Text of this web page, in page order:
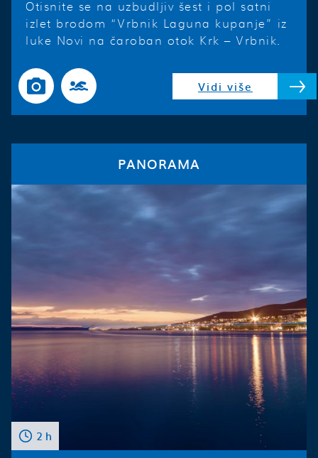
Otisnite se na uzbudljiv šest i pol satni
izlet brodom “Vrbnik Laguna kupanje” iz
luke Novi na čaroban otok Krk – Vrbnik.
Vidi više
PANORAMA
2 h